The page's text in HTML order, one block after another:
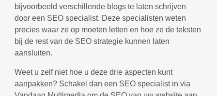
bijvoorbeeld verschillende blogs te laten schrijven
door een SEO specialist. Deze specialisten weten
precies waar ze op moeten letten en hoe ze de teksten
bij de rest van de SEO strategie kunnen laten
aansluiten.
Weet u zelf niet hoe u deze drie aspecten kunt
aanpakken? Schakel dan een SEO specialist in via